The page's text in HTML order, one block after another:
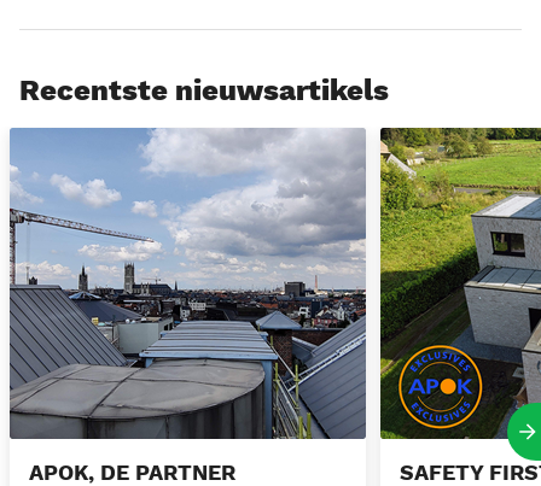
Recentste nieuwsartikels
APOK, de partner wanneer het Vooruit moet gaan
APOK, DE PARTNER
Safety first met
SAFETY